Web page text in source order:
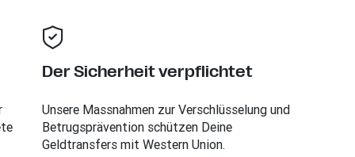
Der Sicherheit verpflichtet
Unsere Massnahmen zur Verschlüsselung und
Betrugsprävention schützen Deine
Geldtransfers mit Western Union.